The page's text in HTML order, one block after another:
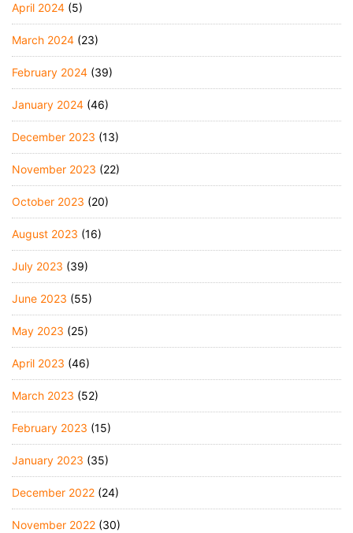
April 2024 (5)
March 2024 (23)
February 2024 (39)
January 2024 (46)
December 2023 (13)
November 2023 (22)
October 2023 (20)
August 2023 (16)
July 2023 (39)
June 2023 (55)
May 2023 (25)
April 2023 (46)
March 2023 (52)
February 2023 (15)
January 2023 (35)
December 2022 (24)
November 2022 (30)